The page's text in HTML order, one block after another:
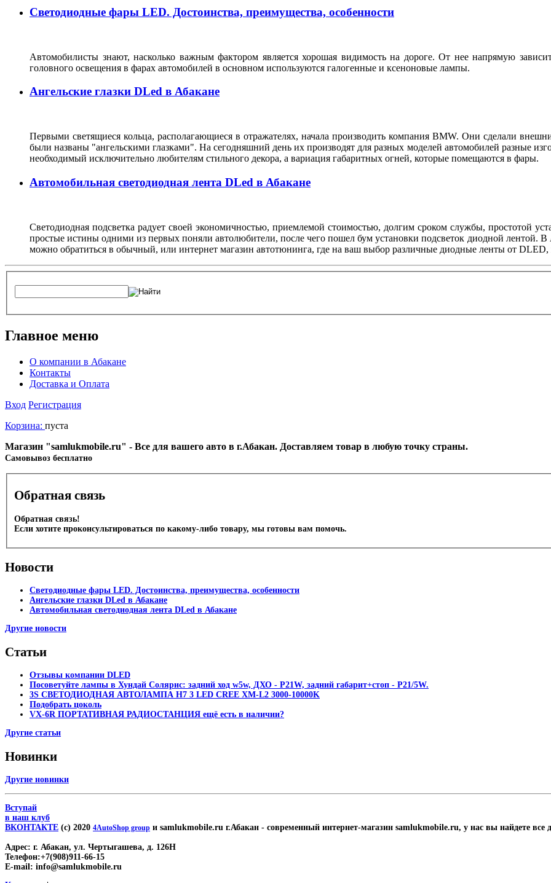
Светодиодные фары LED. Достоинства, преимущества, особенности
Автомобилисты знают, насколько важным фактором является хорошая видимость на дороге. От нее напрямую
головного освещения в фарах автомобилей в основном используются галогенные и ксеноновые лампы.
Ангельские глазки DLed в Абакане
Первыми светящиеся кольца, располагающиеся в отражателях, начала производить компания BMW. Они сделали
были названы "ангельскими глазками". На сегодняшний день их производят для разных моделей автомобилей разные
необходимый исключительно любителям стильного декора, а вариация габаритных огней, которые помещаются в фары.
Автомобильная светодиодная лента DLed в Абакане
Светодиодная подсветка радует своей экономичностью, приемлемой стоимостью, долгим сроком службы, простотой
простые истины одними из первых поняли автолюбители, после чего пошел бум установки подсветок диодной лентой.
можно обратиться в обычный, или интернет магазин автотюнинга, где на ваш выбор различные диодные ленты от DLED,
Главное меню
О компании в Абакане
Контакты
Доставка и Оплата
Вход Регистрация
Корзина: пуста
Магазин "samlukmobile.ru" - Все для вашего авто в г.Абакан. Доставляем товар в любую точку страны.
Cамовывоз бесплатно
Обратная связь
Обратная связь!
Если хотите проконсультироваться по какому-либо товару, мы готовы вам помочь.
Новости
Светодиодные фары LED. Достоинства, преимущества, особенности
Ангельские глазки DLed в Абакане
Автомобильная светодиодная лента DLed в Абакане
Другие новости
Статьи
Отзывы компании DLED
Посоветуйте лампы в Хундай Солярис: задний ход w5w, ДХО - P21W, задний габарит+стоп - P21/5W.
3S СВЕТОДИОДНАЯ АВТОЛАМПА H7 3 LED CREE XM-L2 3000-10000K
Подобрать цоколь
VX-6R ПОРТАТИВНАЯ РАДИОСТАНЦИЯ ещё есть в наличии?
Другие статьи
Новинки
Другие новинки
Вступай
в наш клуб
ВКОНТАКТЕ (c) 2020 4AutoShop group и samlukmobile.ru г.Абакан - современный интернет-магазин samlukmobile.ru, у нас вы найдете все
Адрес: г. Абакан, ул. Чертыгашева, д. 126Н
Телефон:+7(908)911-66-15
E-mail: info@samlukmobile.ru